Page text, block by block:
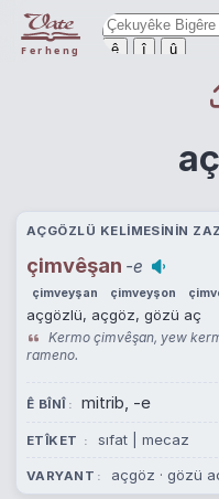
Ferheng ê î û
AÇGÖZLÜ KELIMESININ
çimvêşan -e
çimveyşan çimveyşon
açgözlü, açgöz, gözü aç
Kermo çimvêşan, yew
rameno.
Ê BÎNÎ mitrib, -e
ETÎKET sıfat | mecaz
VARYANT açgöz · gözü